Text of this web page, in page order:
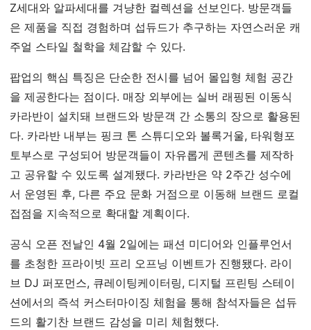
Z세대와 알파세대를 겨냥한 컬렉션을 선보인다. 방문객들
은 제품을 직접 경험하며 섭듀드가 추구하는 자연스러운 캐
주얼 스타일 철학을 체감할 수 있다.
팝업의 핵심 특징은 단순한 전시를 넘어 몰입형 체험 공간
을 제공한다는 점이다. 매장 외부에는 실버 래핑된 이동식
카라반이 설치돼 브랜드와 방문객 간 소통의 장으로 활용된
다. 카라반 내부는 핑크 톤 스튜디오와 볼록거울, 타워형포
토부스로 구성되어 방문객들이 자유롭게 콘텐츠를 제작하
고 공유할 수 있도록 설계됐다. 카라반은 약 2주간 성수에
서 운영된 후, 다른 주요 문화 거점으로 이동해 브랜드 로컬
접점을 지속적으로 확대할 계획이다.
공식 오픈 전날인 4월 2일에는 패션 미디어와 인플루언서
를 초청한 프라이빗 프리 오프닝 이벤트가 진행됐다. 라이
브 DJ 퍼포먼스, 큐레이팅케이터링, 디지털 프린팅 스테이
션에서의 즉석 커스터마이징 체험을 통해 참석자들은 섭듀
드의 활기찬 브랜드 감성을 미리 체험했다.